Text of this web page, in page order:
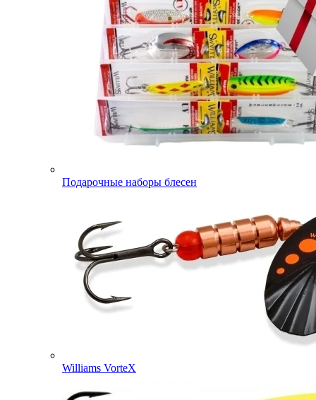
Подарочные наборы блесен
Williams VorteX